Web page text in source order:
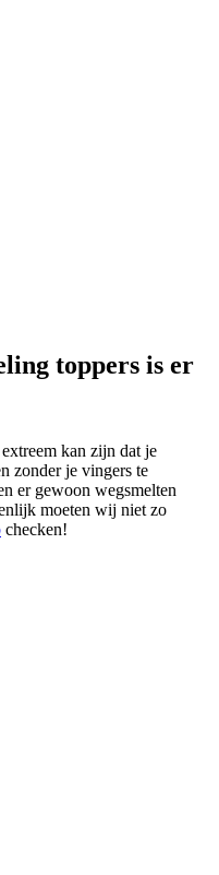
toppers is er
kan zijn dat je
zonder je vingers te
er gewoon wegsmelten
moeten wij niet zo
checken!